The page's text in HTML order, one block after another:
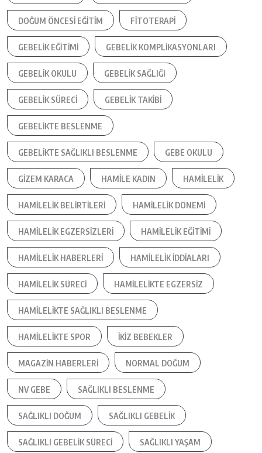
DOĞUM ÖNCESI EĞITIM FITOTERAPI
GEBELIK EĞITIMI GEBELIK KOMPLIKASYONLARI
GEBELIK OKULU GEBELIK SAĞLIĞI
GEBELIK SÜRECI GEBELIK TAKIBI
GEBELIKTE BESLENME
GEBELIKTE SAĞLIKLI BESLENME GEBE OKULU
GIZEM KARACA HAMILE KADIN HAMILELIK
HAMILELIK BELIRTILERI HAMILELIK DÖNEMI
HAMILELIK EGZERSIZLERI HAMILELIK EĞITIMI
HAMILELIK HABERLERI HAMILELIK IDDIALARI
HAMILELIK SÜRECI HAMILELIKTE EGZERSIZ
HAMILELIKTE SAĞLIKLI BESLENME
HAMILELIKTE SPOR IKIZ BEBEKLER
MAGAZIN HABERLERI NORMAL DOĞUM
NV GEBE SAĞLIKLI BESLENME
SAĞLIKLI DOĞUM SAĞLIKLI GEBELIK
SAĞLIKLI GEBELIK SÜRECI SAĞLIKLI YAŞAM